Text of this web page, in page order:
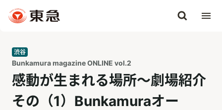
渋谷
Bunkamura magazine ONLINE vol.2
感動が生まれる場所～劇場紹介
その（1）Bunkamuraオー